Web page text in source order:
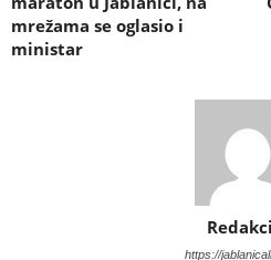
mrežama se oglasio i
ministar
https://